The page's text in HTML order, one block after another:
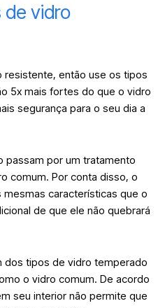
de vidro
resistente, então use os tipos
5x mais fortes do que o vidro
segurança para o seu dia a
por um tratamento
comum. Por conta disso, o
características que o
de que ele não quebrará
tipos de vidro temperado
o vidro comum. De acordo
seu interior não permite que